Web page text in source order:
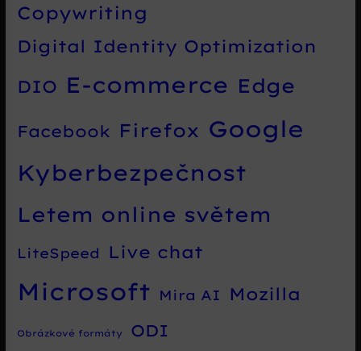
Copywriting
Digital Identity Optimization
DIO E-commerce Edge
Facebook Firefox Google
Kyberbezpečnost
Letem online světem
LiteSpeed Live chat
Microsoft Mira AI Mozilla
Obrázkové formáty ODI